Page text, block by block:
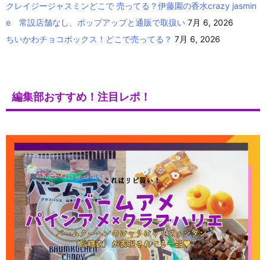
クレイジージャスミンどこで 売ってる？伊藤園の香水crazy jasmin
e 常設店舗なし、ポップアップと通販で取扱い 7月 6, 2026
ちいかわチョコボックス！どこで売ってる？ 7月 6, 2026
編集部おすすめ！注目レポ！